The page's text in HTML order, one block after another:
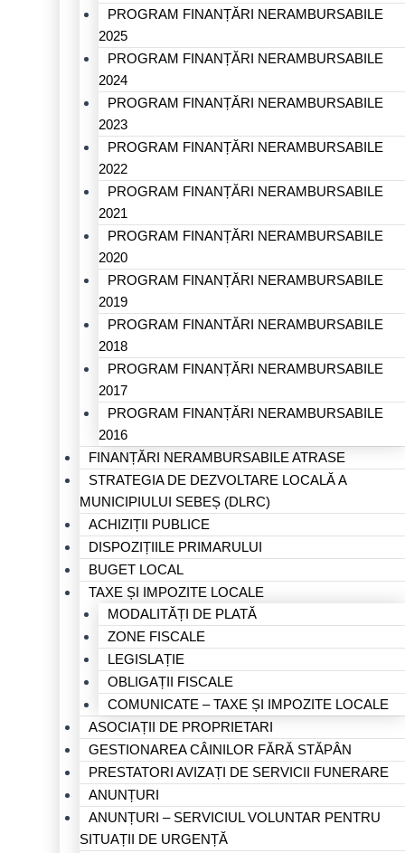
PROGRAM FINANȚĂRI NERAMBURSABILE
2025
PROGRAM FINANȚĂRI NERAMBURSABILE
2024
PROGRAM FINANȚĂRI NERAMBURSABILE
2023
PROGRAM FINANȚĂRI NERAMBURSABILE
2022
PROGRAM FINANȚĂRI NERAMBURSABILE
2021
PROGRAM FINANȚĂRI NERAMBURSABILE
2020
PROGRAM FINANȚĂRI NERAMBURSABILE
2019
PROGRAM FINANTĂRI NERAMBURSABILE
2018
PROGRAM FINANȚĂRI NERAMBURSABILE
2017
PROGRAM FINANȚĂRI NERAMBURSABILE
2016
FINANȚĂRI NERAMBURSABILE ATRASE
STRATEGIA DE DEZVOLTARE LOCALĂ A
MUNICIPIULUI SEBEȘ (DLRC)
ACHIZIȚII PUBLICE
DISPOZIȚIILE PRIMARULUI
BUGET LOCAL
TAXE ȘI IMPOZITE LOCALE
MODALITĂȚI DE PLATĂ
ZONE FISCALE
LEGISLAȚIE
OBLIGAȚII FISCALE
COMUNICATE – TAXE ȘI IMPOZITE LOCALE
ASOCIAȚII DE PROPRIETARI
GESTIONAREA CÂINILOR FĂRĂ STĂPÂN
PRESTATORI AVIZAȚI DE SERVICII FUNERARE
ANUNȚURI
ANUNȚURI – SERVICIUL VOLUNTAR PENTRU
SITUAȚII DE URGENȚĂ